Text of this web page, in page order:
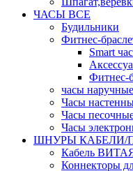
ЧАСЫ ВСЕ
Будильники
Фитнес-
Smart
Фитнес-
часы наручные
Часы
Часы
Часы
ШНУРЫ КАБЕЛИ/
Кабель
Коннекторы